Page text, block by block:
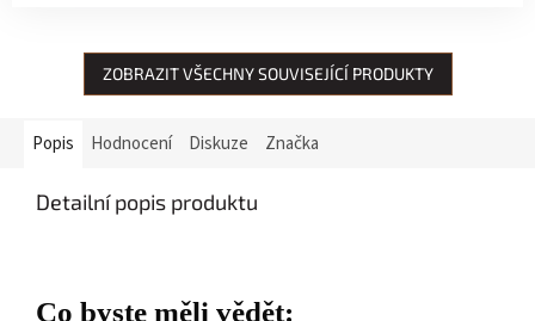
ZOBRAZIT VŠECHNY SOUVISEJÍCÍ PRODUKTY
Popis Hodnocení Diskuze Značka
Detailní popis produktu
Co byste měli vědět: